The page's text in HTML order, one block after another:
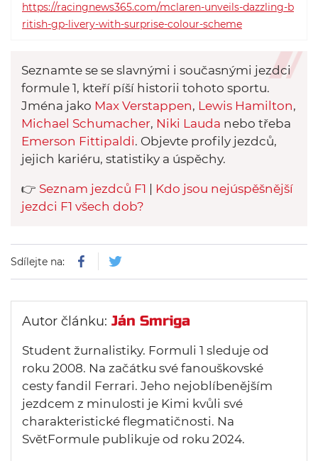
https://racingnews365.com/mclaren-unveils-dazzling-b
ritish-gp-livery-with-surprise-colour-scheme
Seznamte se se slavnými i současnými jezdci
formule 1, kteří píší historii tohoto sportu.
Jména jako Max Verstappen, Lewis Hamilton,
Michael Schumacher, Niki Lauda nebo třeba
Emerson Fittipaldi. Objevte profily jezdců,
jejich kariéru, statistiky a úspěchy.
👉 Seznam jezdců F1
Kdo jsou nejúspěšnější
jezdci F1 všech dob?
Sdílejte na:
Autor článku: Ján Smriga
Student žurnalistiky. Formuli 1 sleduje od
roku 2008. Na začátku své fanouškovské
cesty fandil Ferrari. Jeho nejoblíbenějším
jezdcem z minulosti je Kimi kvůli své
charakteristické flegmatičnosti. Na
SvětFormule publikuje od roku 2024.